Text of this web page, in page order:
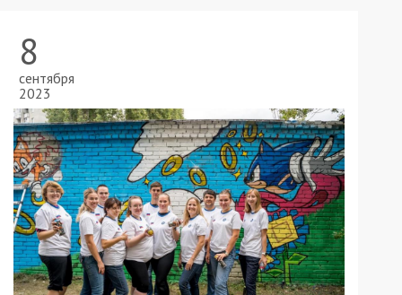
8
сентября
2023